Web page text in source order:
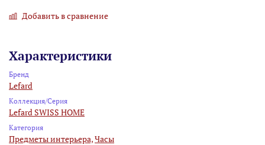
Добавить в сравнение
Характеристики
Бренд
Lefard
Коллекция/Серия
Lefard SWISS HOME
Категория
Предметы интерьера,Часы